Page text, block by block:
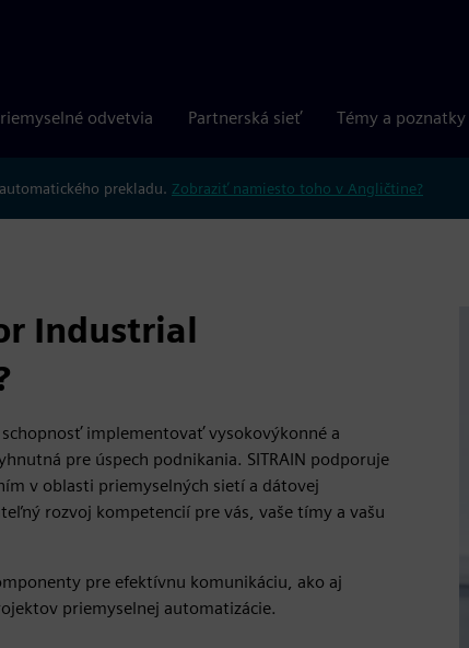
odvetvia Partnerská sieť Témy a poznatky
prekladu. Zobraziť namiesto toho v Angličtine?
Industrial
implementovať vysokovýkonné a
pre úspech podnikania. SITRAIN podporuje
v oblasti priemyselných sietí a dátovej
rozvoj kompetencií pre vás, vaše tímy a vašu
pre efektívnu komunikáciu, ako aj
priemyselnej automatizácie.